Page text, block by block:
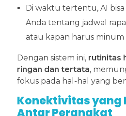
Di waktu tertentu, AI
Anda tentang jadwal
atau kapan harus minum
Dengan sistem ini, rutinitas
ringan dan tertata,
fokus pada hal-hal yang
Konektivitas yang